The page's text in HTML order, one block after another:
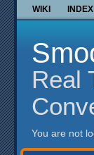
WIKI INDEX
Real
You are not